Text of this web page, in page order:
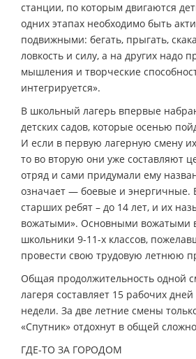
станции, по которым двигаются
одних этапах необходимо быть
подвижными: бегать, прыгать,
ловкость и силу, а на других надо
мышления и творческие
интегрируется».
В школьный лагерь впервые
детских садов, которые осенью
И если в первую лагерную смену
то во вторую они уже составляют
отряд и сами придумали ему
означает — боевые и энергичные.
старших ребят – до 14 лет, и их
вожатыми». Основными вожатыми
школьники 9-11-х классов,
провести свою трудовую летнюю
Общая продолжительность одной
лагеря составляет 15 рабочих
недели. За две летние смены
«Спутник» отдохнут в общей
ГДЕ-ТО ЗА ГОРОДОМ